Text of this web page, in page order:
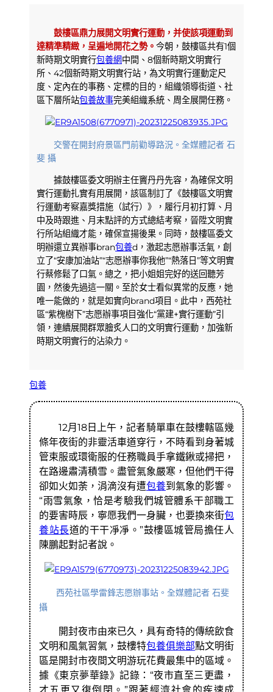
鼓樓區鼎力展開文明實行運動，并使該項運動到
達精準精緻，呈遍地開花之勢。 今朝，鼓樓區共有1個
新時期文明實行包養網中間、8個新時期文明實行
所、42個新時期文明實行站，為文明實行運動定尺
度、定內在的事務、定標的目的，組織領導街道、社
區下層所站包養故事完美組織系統、周全展開任務。
交警在開封府景區門前勸導路況。全媒體記者 石
斐 攝
據鼓樓區委文明辦主任竇丹丹先容，為確保文明
實行運動扎實有用展開，該區制訂了《鼓樓區文明實
行運動考察嘉獎措施（試行）》，履行月初打算、月
中及時跟進、月末點評的方式總結考察，晉陞文明實
行所站組織才能，確保宣揚後果。同時，鼓樓區委文
明辦還立異辦事bran包養d，激起志愿辦事活氣，創
立了“安康加油站”“志愿辦事你我他”“熱落日”等文明實
行蔡修鬆了口氣。總之，把小姐姐完好的送回聽芳
園，然後先過這一關。至於女士看似異常的反應，她
唯一能做的，就是如實向brand項目。此中，西苑社
區“紫槐樹下”志愿辦事項目強化“黨建+實行運動”引
領，連續展開群眾膾炙人口的文明實行運動，加強新
時期文明實行的沾染力。
包養
12月18日上午，記者騎單車在鼓樓轄區幾
條年夜街的非靈活車道穿行，不時看到身著城
管束服或環衛服的任務職員手拿鐵鍬或掃把，
在路邊肅清積雪。盡管氣象嚴寒，但他們干得
卻如火如荼，涓滴沒有遭包養到氣象的影響。
“雨雪氣象，恰是考驗我們城管體系干部職工
的要害時辰，寧愿我們一身臟，也要換來街包
養站長道的干干凈凈。”鼓樓區城管局擔任人
陳鵬起對記者說。
西苑社區學雷鋒志愿辦事站。全媒體記者 石斐
攝
開封夜市由來已久，具有奇特的傳統飲食
文明和風氣習氣，鼓樓特包養俱樂部點文明街
區是開封市夜間文明游玩花費最集中的區域。
據《東京夢華錄》記錄：“夜市直至三更盡，
才五更又復倒閉。”跟著經濟社會的疾速成